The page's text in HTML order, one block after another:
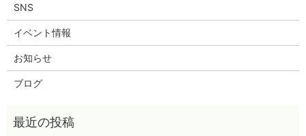
SNS
イベント情報
お知らせ
ブログ